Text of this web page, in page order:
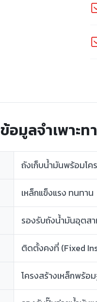
ข้อมูลจำเพาะท
ถังเก็บน้ำมันพร้อมโ
เหล็กแข็งแรง ทนทาน
รองรับถังน้ำมันอุตส
ติดตั้งคงที่ (Fixed
โครงสร้างเหล็กพร้อ